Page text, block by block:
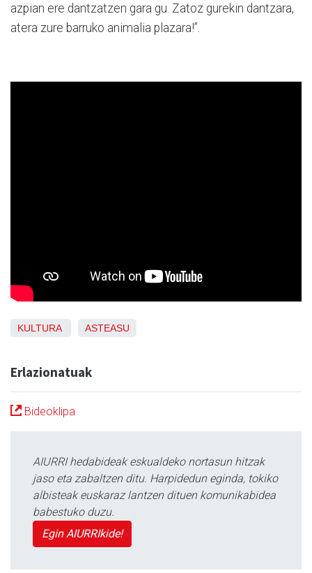
azpian ere dantzatzen gara gu. Zatoz gurekin dantzara,
atera zure barruko animalia plazara!”.
KULTURA ASTEASU
Erlazionatuak
Bideoklipa
AIURRI hedabideak eskualdeko nortasun hitzak
jaso eta zabaltzen ditu. Harpidedun eginda, tokiko
albisteak euskaraz lantzen dituen komunikabidea
babestuko duzu.
Egin AIURRIkide!